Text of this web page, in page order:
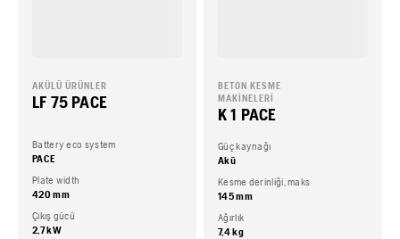
AKÜLÜ ÜRÜNLER
LF 75 PACE
Battery eco system
PACE
Plate width
420 mm
Çıkış gücü
2,7 kW
BETON KESME
MAKINELERI
K 1 PACE
Güç kaynağı
Akü
Kesme derinliği, maks
145 mm
Ağırlık
7,4 kg